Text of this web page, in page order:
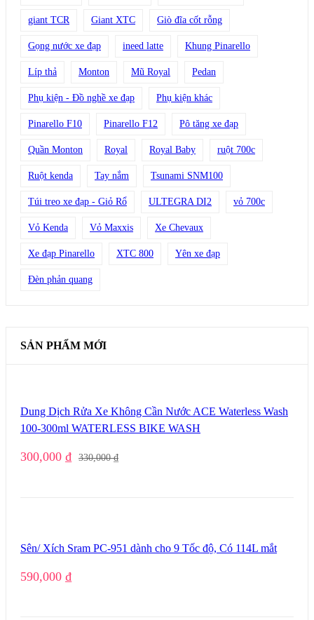
giant TCR Giant XTC Giò đĩa cốt rỗng
Gọng nước xe đạp ineed latte Khung Pinarello
Líp thả Monton Mũ Royal Pedan
Phụ kiện - Đồ nghề xe đạp Phụ kiện khác
Pinarello F10 Pinarello F12 Pô tăng xe đạp
Quần Monton Royal Royal Baby ruột 700c
Ruột kenda Tay nắm Tsunami SNM100
Túi treo xe đạp - Giỏ Rổ ULTEGRA DI2 vỏ 700c
Vỏ Kenda Vỏ Maxxis Xe Chevaux
Xe đạp Pinarello XTC 800 Yên xe đạp
Đèn phản quang
SẢN PHẨM MỚI
Dung Dịch Rửa Xe Không Cần Nước ACE Waterless Wash
100-300ml WATERLESS BIKE WASH
330,000₫
300,000 ₫
Sên/ Xích Sram PC-951 dành cho 9 Tốc độ, Có 114L mắt
590,000 ₫